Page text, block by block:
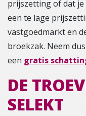
prijszetting of dat je
een te lage
vastgoedmarkt en
broekzak. Neem
een gratis
DE
SELEKT